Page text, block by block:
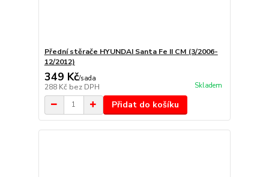
Přední stěrače HYUNDAI Santa Fe II CM (3/2006-
12/2012)
349 Kč/sada
288 Kč bez DPH Skladem
Přidat do košíku